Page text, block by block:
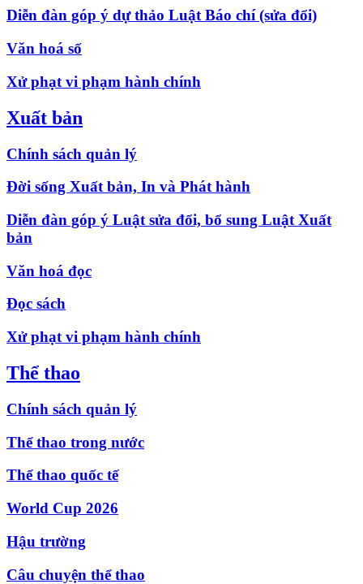
Diễn đàn góp ý dự thảo Luật Báo chí (sửa đổi)
Văn hoá số
Xử phạt vi phạm hành chính
Xuất bản
Chính sách quản lý
Đời sống Xuất bản, In và Phát hành
Diễn đàn góp ý Luật sửa đổi, bổ sung Luật Xuất
bản
Văn hoá đọc
Đọc sách
Xử phạt vi phạm hành chính
Thể thao
Chính sách quản lý
Thể thao trong nước
Thể thao quốc tế
World Cup 2026
Hậu trường
Câu chuyện thể thao